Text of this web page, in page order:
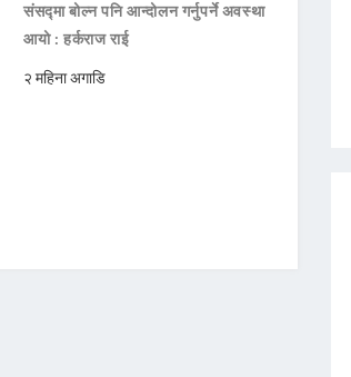
संसद्मा बोल्न पनि आन्दोलन गर्नुपर्ने अवस्था
आयो : हर्कराज राई
२ महिना अगाडि